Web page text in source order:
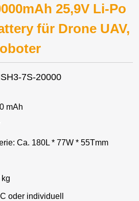
25,9V Li-Po
für Drone UAV,
7S-20000
mAh
Ca. 180L * 77W * 55Tmm
oder individuell